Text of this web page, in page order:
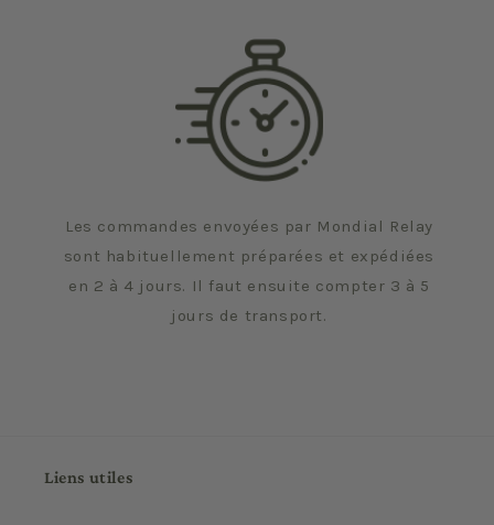
Les commandes envoyées par Mondial Relay
sont habituellement préparées et expédiées
en 2 à 4 jours. Il faut ensuite compter 3 à 5
jours de transport.
Liens utiles